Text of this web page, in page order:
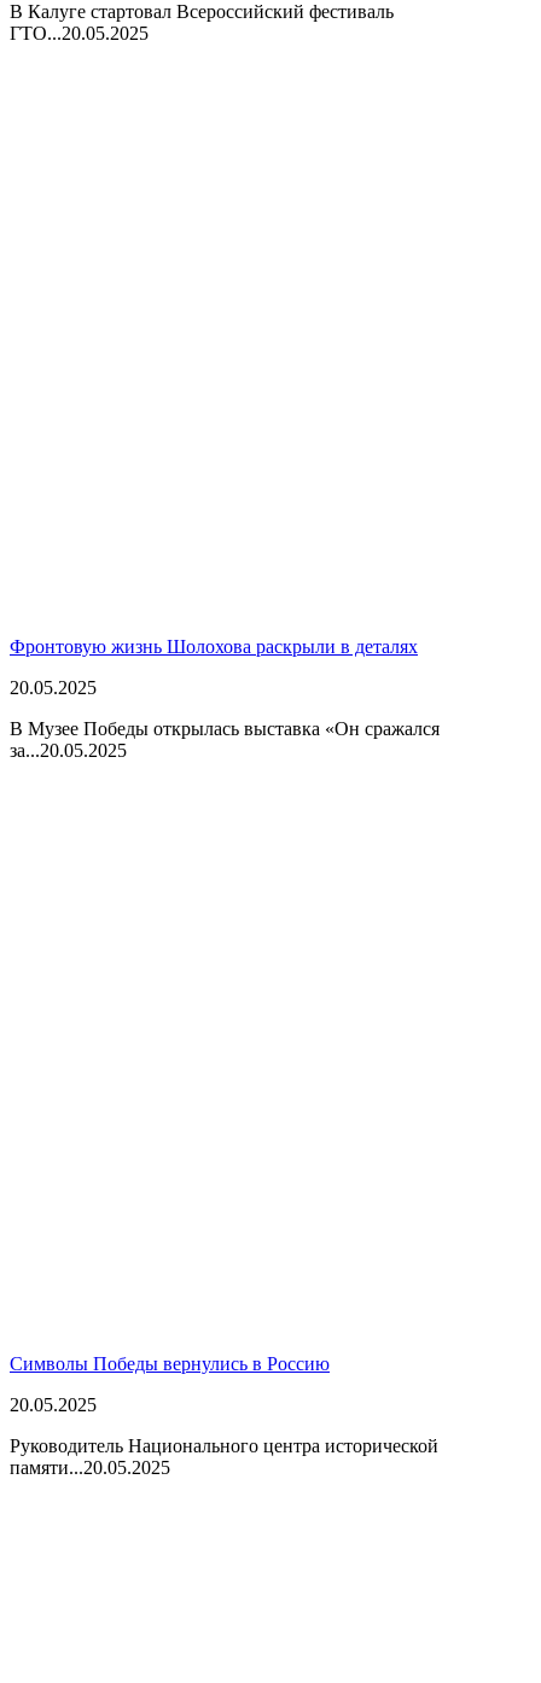
В Калуге стартовал Всероссийский фестиваль
ГТО...20.05.2025
Фронтовую жизнь Шолохова раскрыли в деталях
20.05.2025
В Музее Победы открылась выставка «Он сражался
за...20.05.2025
Символы Победы вернулись в Россию
20.05.2025
Руководитель Национального центра исторической
памяти...20.05.2025